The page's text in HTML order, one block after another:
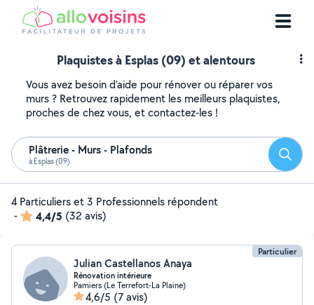
Plaquistes à Esplas (09) et alentours
Vous avez besoin d'aide pour rénover ou réparer vos
murs ? Retrouvez rapidement les meilleurs plaquistes,
proches de chez vous, et contactez-les !
Plâtrerie - Murs - Plafonds
à Esplas (09)
4 Particuliers et 3 Professionnels répondent
-
4,4/5 (32 avis)
Particulier
Julian Castellanos Anaya
Rénovation intérieure
Pamiers (Le Terrefort-La Plaine)
4,6/5 (7 avis)